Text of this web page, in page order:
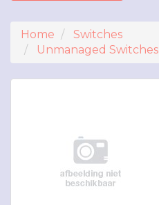
Home
Switches
Unmanaged Switches